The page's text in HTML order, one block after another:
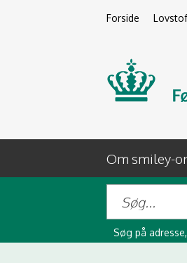
Forside Lovstof
Om smiley-
Søg på